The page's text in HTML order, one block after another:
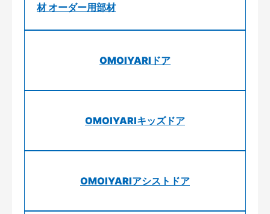
材 オーダー用部材
OMOIYARIドア
OMOIYARIキッズドア
OMOIYARIアシストドア